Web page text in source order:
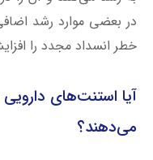
استنت‌ها، لوله‌هایی
داشتن شریان بعد از
دارای یک پوشش پلیمری
زمان به آزادسازی دارو در